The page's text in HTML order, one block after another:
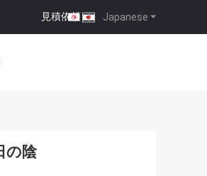
Japanese
見積依頼 |
の陰